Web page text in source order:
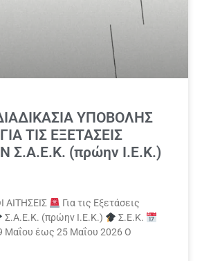
ΥΠΟΒΟΛΗΣ
ΤΙΣ ΕΞΕΤΑΣΕΙΣ
Σ.Α.Ε.Κ. (πρώην Ι.Ε.Κ.)
ΑΙΤΗΣΕΙΣ
Για τις Εξετάσεις
Σ.Α.Ε.Κ. (πρώην Ι.Ε.Κ.)
Σ.Ε.Κ.
Μαΐου έως 25 Μαΐου 2026 Ο